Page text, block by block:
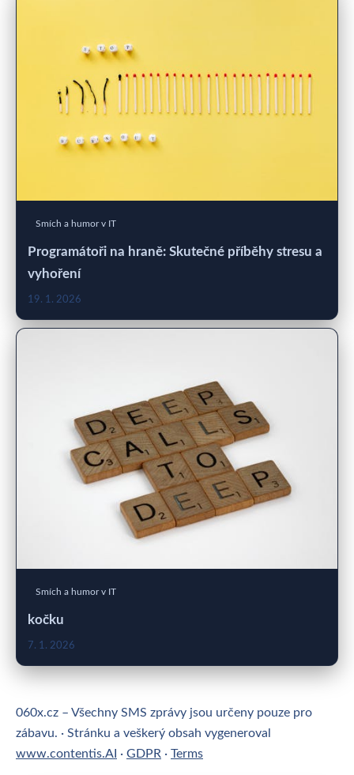
Smích a humor v IT
Programátoři na hraně: Skutečné příběhy stresu a
vyhoření
19. 1. 2026
Smích a humor v IT
kočku
7. 1. 2026
060x.cz – Všechny SMS zprávy jsou určeny pouze pro
zábavu. · Stránku a veškerý obsah vygeneroval
www.contentis.AI · GDPR · Terms